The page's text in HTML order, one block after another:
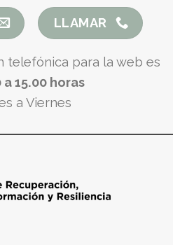
LLAMAR
telefónica para la web es
15.00 horas
a Viernes